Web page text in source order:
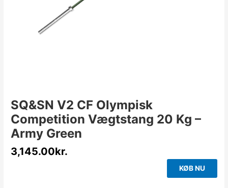
SQ&SN V2 CF Olympisk
Competition Vægtstang 20 Kg –
Army Green
3,145.00kr.
KØB NU